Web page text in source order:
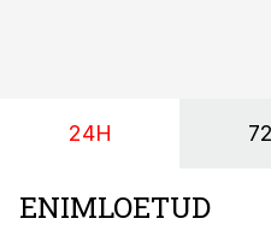
24H
ENIMLOETUD